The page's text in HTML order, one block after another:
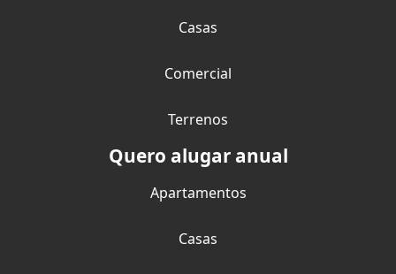
Casas
Comercial
Terrenos
Quero alugar anual
Apartamentos
Casas